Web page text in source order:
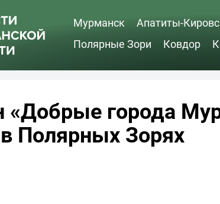
Мурманск Апатиты-
Полярные Зори
Ковдор
города
Полярных Зорях